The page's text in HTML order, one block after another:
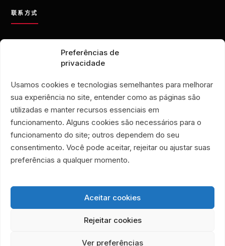
Preferências de
privacidade
Usamos cookies e tecnologias semelhantes para melhorar
sua experiência no site, entender como as páginas são
utilizadas e manter recursos essenciais em
funcionamento. Alguns cookies são necessários para o
funcionamento do site; outros dependem do seu
consentimento. Você pode aceitar, rejeitar ou ajustar suas
preferências a qualquer momento.
Aceitar cookies
Rejeitar cookies
Ver preferências
联系方式
+55 21 99028-9090
ONG É POR AMOR
Manguinhos • 巴西里约热内卢
É POR AMOR 公益二手店
719 和 720 号店铺
Copacabana • 巴西里约热内卢